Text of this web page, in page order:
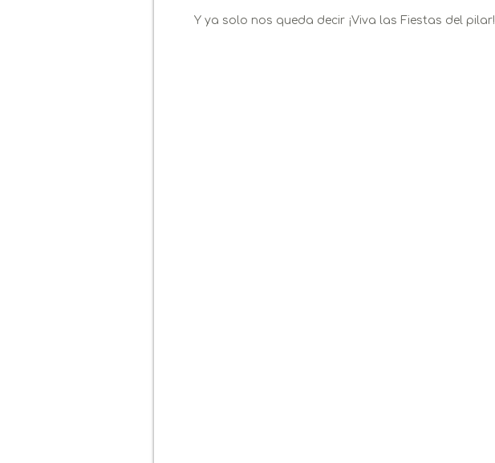
Y ya solo nos queda decir ¡Viva las Fiestas del pilar!